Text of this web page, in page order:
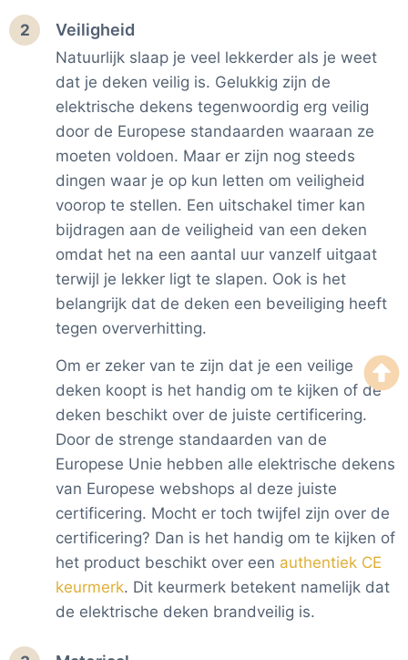
2 Veiligheid
Natuurlijk slaap je veel lekkerder als je weet
dat je deken veilig is. Gelukkig zijn de
elektrische dekens tegenwoordig erg veilig
door de Europese standaarden waaraan ze
moeten voldoen. Maar er zijn nog steeds
dingen waar je op kun letten om veiligheid
voorop te stellen. Een uitschakel timer kan
bijdragen aan de veiligheid van een deken
omdat het na een aantal uur vanzelf uitgaat
terwijl je lekker ligt te slapen. Ook is het
belangrijk dat de deken een beveiliging heeft
tegen oververhitting.
Om er zeker van te zijn dat je een veilige
deken koopt is het handig om te kijken of de
deken beschikt over de juiste certificering.
Door de strenge standaarden van de
Europese Unie hebben alle elektrische dekens
van Europese webshops al deze juiste
certificering. Mocht er toch twijfel zijn over de
certificering? Dan is het handig om te kijken of
het product beschikt over een authentiek CE
keurmerk. Dit keurmerk betekent namelijk dat
de elektrische deken brandveilig is.